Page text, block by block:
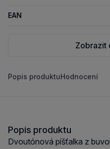
EAN
Zobrazit
Popis produktuHodnocení
Popis produktu
Dvoutónová píšťalka z